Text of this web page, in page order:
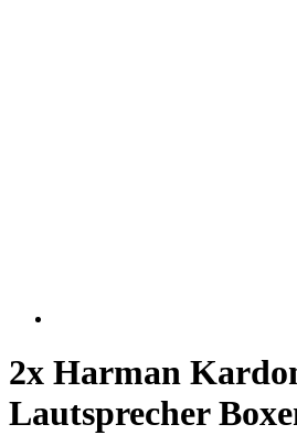
2x Harman
Lautsprecher